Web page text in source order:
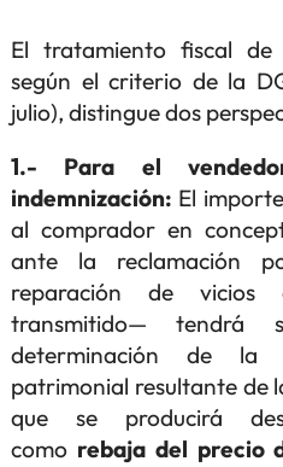
El tratamiento fiscal de
según el criterio de la
julio), distingue dos
1.- Para el
indemnización: El
al comprador en
ante la reclamación
reparación de vicios
transmitido— tendrá
determinación de la
patrimonial resultante de
que se producirá
como rebaja del precio